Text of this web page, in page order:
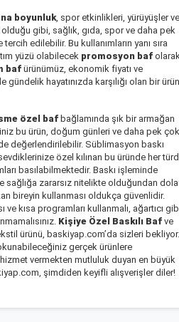
boyunluk, spor etkinlikleri, yürüyüşler ve
gibi, sağlık, gıda, spor ve daha pek
edilebilir. Bu kullanımların yanı sıra
yüzü olabilecek promosyon baf
baf ürünümüz, ekonomik fiyatı ve
hayatınızda karşılığı olan bir ürün
özel baf bağlamında şık bir armağan
bu ürün, doğum günleri ve daha pek çok
değerlendirilebilir. Süblimasyon baskı
özel kılınan bu üründe her
basılabilmektedir. Baskı işleminde
sağlığa zararsız nitelikte olduğundan
bireyin kullanması oldukça güvenlidir.
ve kısa programları kullanmalı, ağartıcı
Kişiye Özel Baskılı Baf ve
ürünü, baskiyap.com’da sizleri bekliyor.
gerçek ürünlere
vermekten mutluluk duyan en büyük
şimdiden keyifli alışverişler diler!